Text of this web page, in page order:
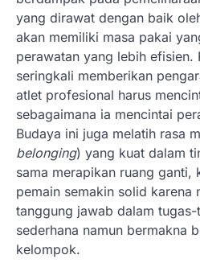
yang dirawat dengan baik
akan memiliki masa pakai
perawatan yang lebih efisien.
seringkali memberikan
atlet profesional harus
sebagaimana ia mencintai
Budaya ini juga melatih rasa
belonging) yang kuat dalam
sama merapikan ruang ganti,
pemain semakin solid karena
tanggung jawab dalam
sederhana namun bermakna
kelompok.